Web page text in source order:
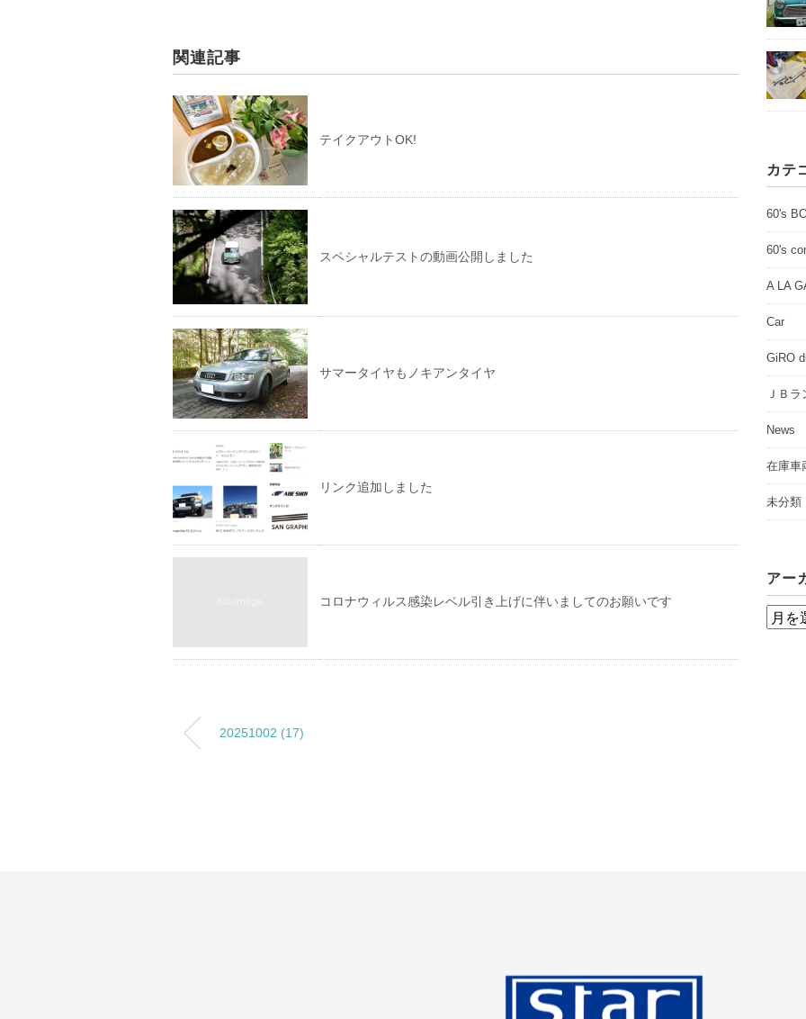
関連記事
テイクアウトOK!
スペシャルテストの動画公開しました
サマータイヤもノキアンタイヤ
リンク追加しました
コロナウィルス感染レベル引き上げに伴いましてのお願いです
20251002 (17)
カテ
60's
60's
A LA
Car
GiRO
ＪＢラ
News
在庫車
未分類
アー
ア